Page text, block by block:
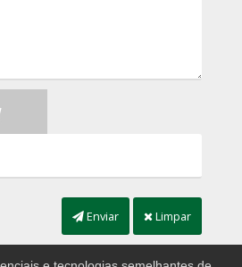
Enviar Limpar